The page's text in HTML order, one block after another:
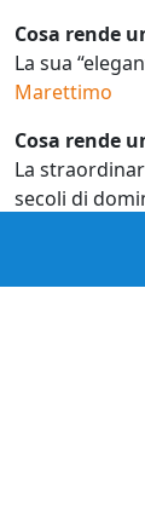
Cosa rende
La sua
Marettimo
Cosa rende
La
secoli di